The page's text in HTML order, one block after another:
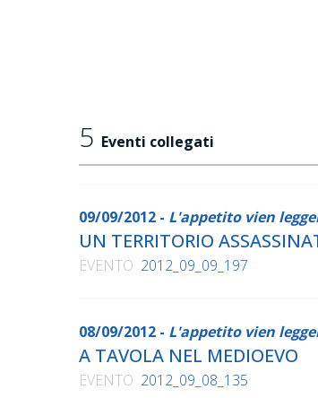
5 Eventi collegati
09/09/2012 - L'appetito vien
UN TERRITORIO
EVENTO 2012_09_09_197
08/09/2012 - L'appetito vien
A TAVOLA NEL MEDIOEVO
EVENTO 2012_09_08_135